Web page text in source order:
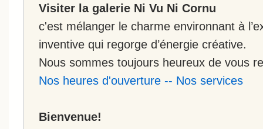
Visiter la galerie Ni Vu Ni Cornu
c'est mélanger le charme environnant à
inventive qui regorge d’énergie créative.
Nous sommes toujours heureux de vous
Nos heures d'ouverture -- Nos services
Bienvenue!